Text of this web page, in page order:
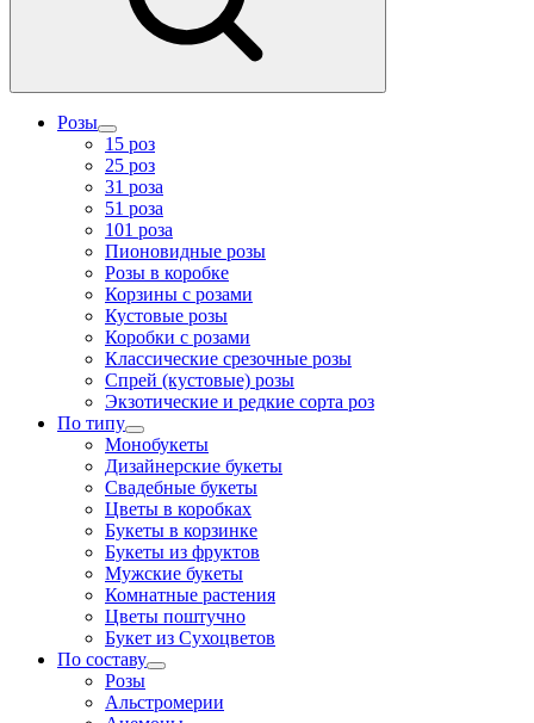
Розы
15 роз
25 роз
31 роза
51 роза
101 роза
Пионовидные розы
Розы в коробке
Корзины с розами
Кустовые розы
Коробки с розами
Классические срезочные розы
Спрей (кустовые) розы
Экзотические и редкие сорта роз
По типу
Монобукеты
Дизайнерские букеты
Свадебные букеты
Цветы в коробках
Букеты в корзинке
Букеты из фруктов
Мужские букеты
Комнатные растения
Цветы поштучно
Букет из Сухоцветов
По составу
Розы
Альстромерии